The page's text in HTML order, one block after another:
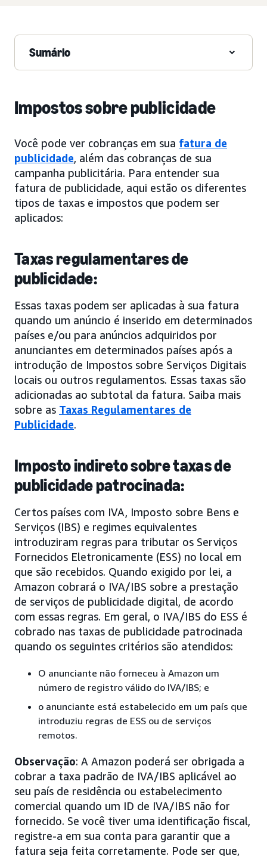
Sumário
Impostos sobre publicidade
Você pode ver cobranças em sua fatura de
publicidade, além das cobranças de sua
campanha publicitária. Para entender sua
fatura de publicidade, aqui estão os diferentes
tipos de taxas e impostos que podem ser
aplicados:
Taxas regulamentares de
publicidade:
Essas taxas podem ser aplicadas à sua fatura
quando um anúncio é inserido em determinados
países e/ou para anúncios adquiridos por
anunciantes em determinados países após a
introdução de Impostos sobre Serviços Digitais
locais ou outros regulamentos. Essas taxas são
adicionadas ao subtotal da fatura. Saiba mais
sobre as Taxas Regulamentares de
Publicidade.
Imposto indireto sobre taxas de
publicidade patrocinada:
Certos países com IVA, Imposto sobre Bens e
Serviços (IBS) e regimes equivalentes
introduziram regras para tributar os Serviços
Fornecidos Eletronicamente (ESS) no local em
que são recebidos. Quando exigido por lei, a
Amazon cobrará o IVA/IBS sobre a prestação
de serviços de publicidade digital, de acordo
com essas regras. Em geral, o IVA/IBS do ESS é
cobrado nas taxas de publicidade patrocinada
quando os seguintes critérios são atendidos:
O anunciante não forneceu à Amazon um
número de registro válido do IVA/IBS; e
o anunciante está estabelecido em um país que
introduziu regras de ESS ou de serviços
remotos.
Observação: A Amazon poderá ser obrigada a
cobrar a taxa padrão de IVA/IBS aplicável ao
seu país de residência ou estabelecimento
comercial quando um ID de IVA/IBS não for
fornecido. Se você tiver uma identificação fiscal,
registre-a em sua conta para garantir que a
fatura seja feita corretamente. Pode ser que,